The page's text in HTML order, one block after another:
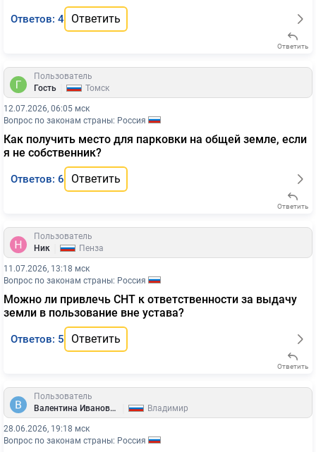
Ответов: 4 Ответить
Ответить
Пользователь
Гость
Томск
12.07.2026, 06:05 мск
Вопрос по законам страны: Россия
Как получить место для парковки на общей земле, если
я не собственник?
Ответов: 6 Ответить
Ответить
Пользователь
Ник
Пенза
11.07.2026, 13:18 мск
Вопрос по законам страны: Россия
Можно ли привлечь СНТ к ответственности за выдачу
земли в пользование вне устава?
Ответов: 5 Ответить
Ответить
Пользователь
Валентина Ивановна
Владимир
28.06.2026, 19:18 мск
Вопрос по законам страны: Россия